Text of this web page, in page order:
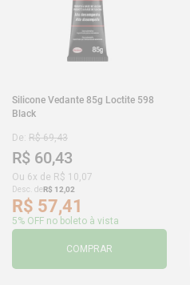
Silicone Vedante 85g Loctite 598
Black
De: R$ 69,43
R$ 60,43
Ou 6x de R$ 10,07
Desc. deR$ 12,02
R$ 57,41
5% OFF no boleto à vista
COMPRAR